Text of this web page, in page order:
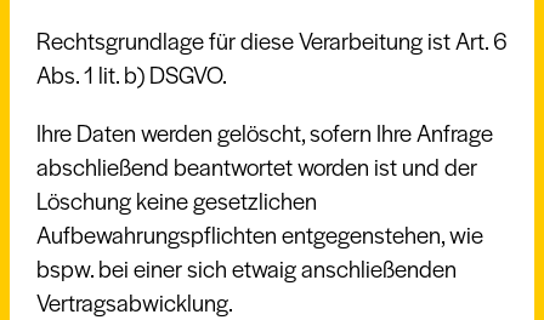
Rechtsgrundlage für diese Verarbeitung ist Art. 6
Abs. 1 lit. b) DSGVO.
Ihre Daten werden gelöscht, sofern Ihre Anfrage
abschließend beantwortet worden ist und der
Löschung keine gesetzlichen
Aufbewahrungspflichten entgegenstehen, wie
bspw. bei einer sich etwaig anschließenden
Vertragsabwicklung.